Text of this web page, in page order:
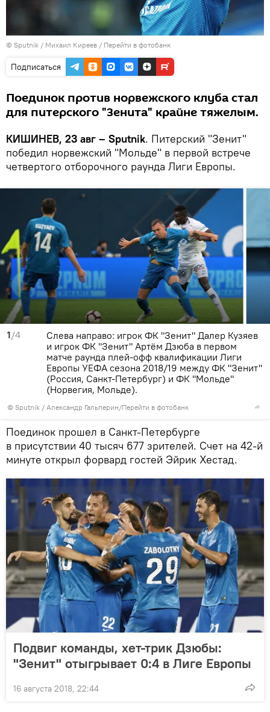
© Sputnik / Михаил Киреев / Перейти в фотобанк
Подписаться
Поединок против норвежского клуба стал
для питерского "Зенита" крайне тяжелым.
КИШИНЕВ, 23 авг – Sputnik. Питерский "Зенит"
победил норвежский "Мольде" в первой встрече
четвертого отборочного раунда Лиги Европы.
1/4
© Sputnik / Александр Гальперин/Перейти в фотобанк
Слева направо: игрок ФК "Зенит" Далер Кузяев
и игрок ФК "Зенит" Артём Дзюба в первом
матче раунда плей-офф квалификации Лиги
Европы УЕФА сезона 2018/19 между ФК "Зенит"
(Россия, Санкт-Петербург) и ФК "Мольде"
(Норвегия, Мольде).
Поединок прошел в Санкт-Петербурге
в присутствии 40 тысяч 677 зрителей. Счет на 42-й
минуте открыл форвард гостей Эйрик Хестад.
Подвиг команды, хет-трик Дзюбы:
"Зенит" отыгрывает 0:4 в Лиге Европы
16 августа 2018, 22:44